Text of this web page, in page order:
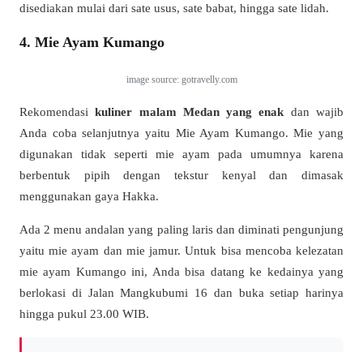
disediakan mulai dari sate usus, sate babat, hingga sate lidah.
4. Mie Ayam Kumango
image source: gotravelly.com
Rekomendasikuliner malam Medan yang enak dan wajib
Anda coba selanjutnya yaitu Mie Ayam Kumango. Mie yang
digunakan tidak seperti mie ayam pada umumnya karena
berbentuk pipih dengan tekstur kenyal dan dimasak
menggunakan gaya Hakka.
Ada 2 menu andalan yang paling laris dan diminati pengunjung
yaitu mie ayam dan mie jamur. Untuk bisa mencoba kelezatan
mie ayam Kumango ini, Anda bisa datang ke kedainya yang
berlokasi di Jalan Mangkubumi 16 dan buka setiap harinya
hingga pukul 23.00 WIB.